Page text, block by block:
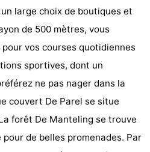
large choix de boutiques et
de 500 mètres, vous
vos courses quotidiennes
sportives, dont un
ne pas nager dans la
couvert De Parel se situe
forêt De Manteling se trouve
de belles promenades. Par